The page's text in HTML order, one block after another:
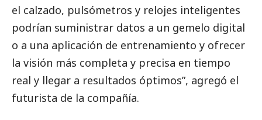
el calzado, pulsómetros y relojes inteligentes
podrían suministrar datos a un gemelo digital
o a una aplicación de entrenamiento y ofrecer
la visión más completa y precisa en tiempo
real y llegar a resultados óptimos”, agregó el
futurista de la compañía.